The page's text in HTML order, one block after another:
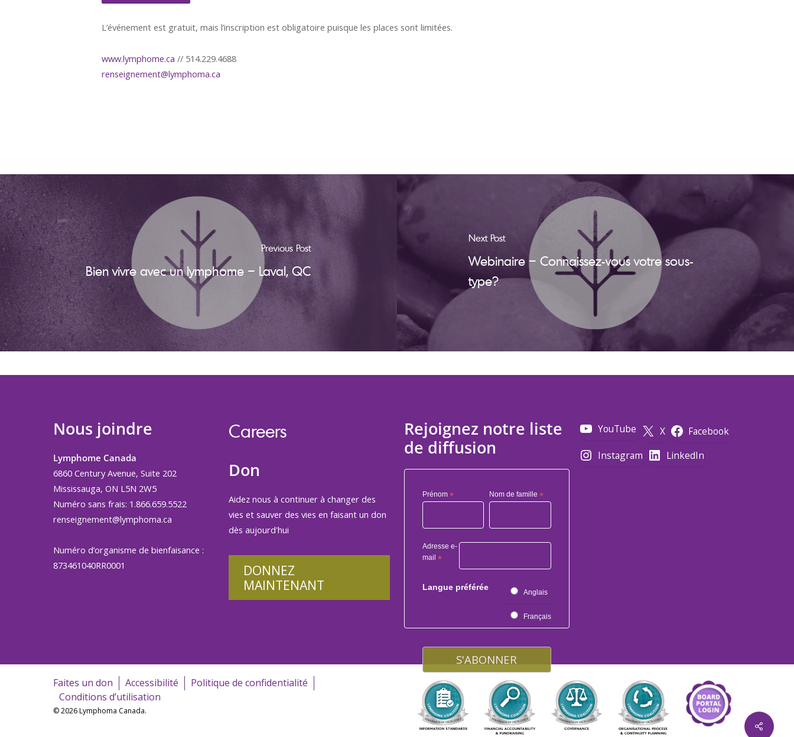
L’événement est gratuit, mais l’inscription est obligatoire puisque les places sont limitées.
www.lymphome.ca // 514.229.4688
renseignement@lymphoma.ca
Previous Post
Bien vivre avec un lymphome – Laval, QC
Next Post
Webinaire – Connaissez-vous votre sous-
type?
Nous joindre
Lymphome Canada
6860 Century Avenue, Suite 202
Mississauga, ON L5N 2W5
Numéro sans frais: 1.866.659.5522
renseignement@lymphoma.ca
Numéro d’organisme de bienfaisance :
873461040RR0001
Careers
Don
Aidez nous à continuer à changer des
vies et sauver des vies en faisant un don
dès aujourd'hui
DONNEZ
MAINTENANT
Rejoignez notre liste
de diffusion
Prénom * Nom de famille *
Adresse e-
mail *
Langue préférée
Anglais
Français
YouTube X
Facebook
Instagram
LinkedIn
Faites un don Accessibilité
Politique de confidentialité
Conditions d’utilisation
© 2026 Lymphoma Canada.